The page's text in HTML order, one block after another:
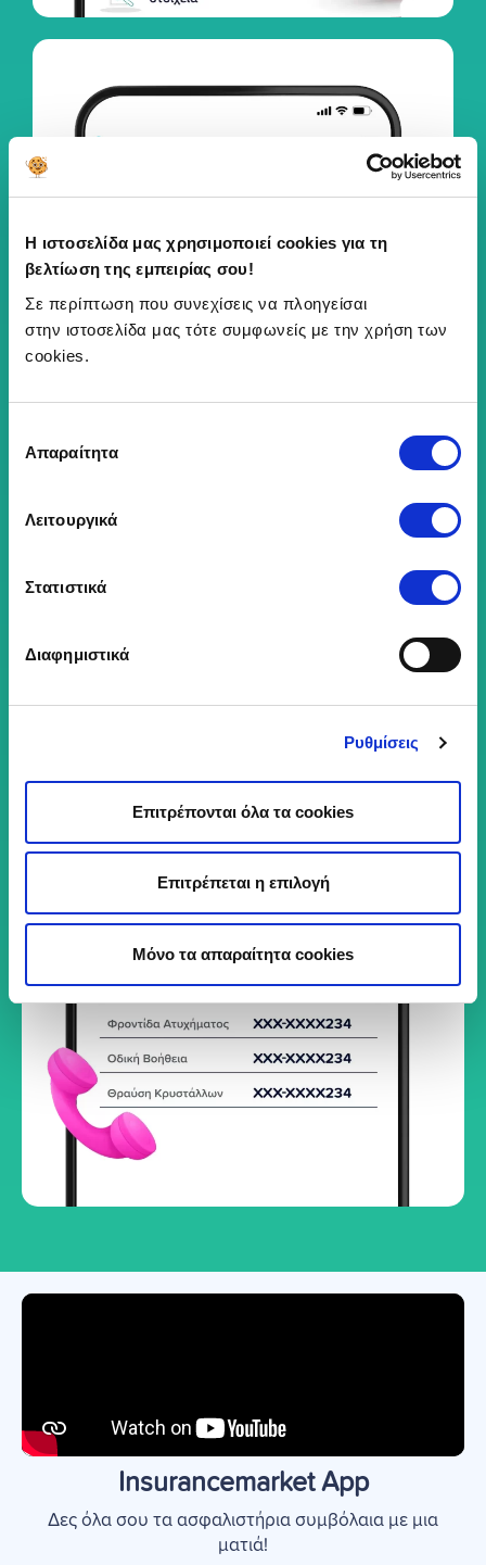
Η ιστοσελίδα μας χρησιμοποιεί cookies για τη
βελτίωση της εμπειρίας σου!
Σε περίπτωση που συνεχίσεις να πλοηγείσαι
στην ιστοσελίδα μας τότε συμφωνείς με την χρήση των
cookies.
συγκατάθεσης
Απαραίτητα
Λειτουργικά
Στατιστικά
Διαφημιστικά
Ρυθμίσεις
Επιτρέπονται όλα τα cookies
Επιτρέπεται η επιλογή
Μόνο τα απαραίτητα cookies
Insurancemarket App
Δες όλα σου τα ασφαλιστήρια συμβόλαια με μια
ματιά!